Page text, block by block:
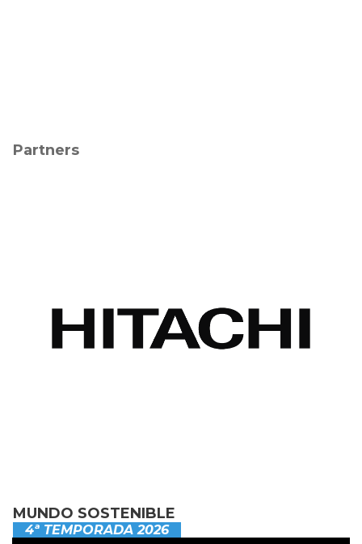
Partners
MUNDO SOSTENIBLE
4ª TEMPORADA 2026